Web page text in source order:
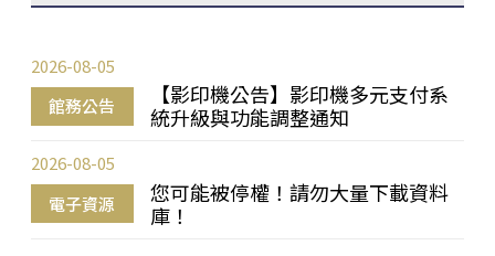
館務公告
【影印機公告】影印機多元支付系
統升級與功能調整通知
2026-08-05
電子資源
您可能被停權！請勿大量下載資料
庫！
2026-08-05